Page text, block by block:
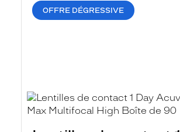
OFFRE DÉGRESSIVE